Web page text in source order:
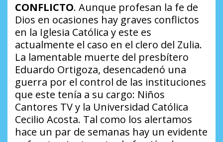
CONFLICTO. Aunque profesan la fe de
Dios en ocasiones hay graves conflictos
en la Iglesia Católica y este es
actualmente el caso en el clero del Zulia.
La lamentable muerte del presbítero
Eduardo Ortigoza, desencadenó una
guerra por el control de las instituciones
que este tenía a su cargo: Niños
Cantores TV y la Universidad Católica
Cecilio Acosta. Tal como los alertamos
hace un par de semanas hay un evidente